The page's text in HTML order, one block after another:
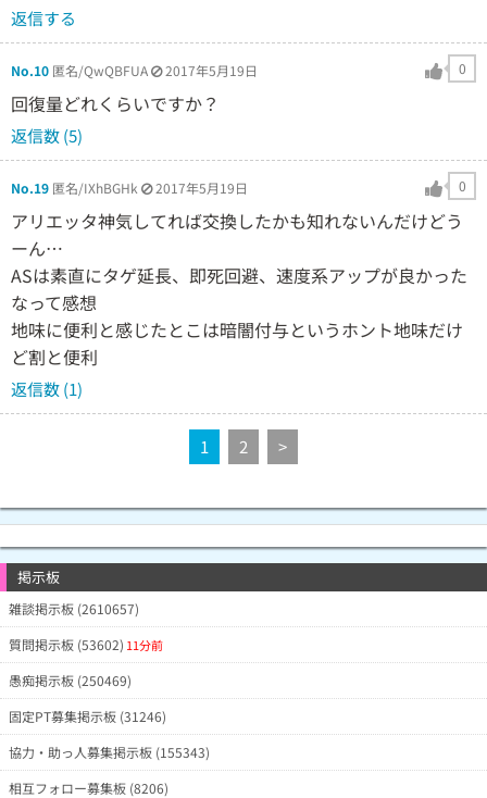
返信する
No.10 匿名/QwQBFUA 2017年5月19日 0
回復量どれくらいですか？
返信数 (5)
No.19 匿名/IXhBGHk 2017年5月19日 0
アリエッタ神気してれば交換したかも知れないんだけどう
ーん…
ASは素直にタゲ延長、即死回避、速度系アップが良かった
なって感想
地味に便利と感じたとこは暗闇付与というホント地味だけ
ど割と便利
返信数 (1)
1 2 >
掲示板
雑談掲示板 (2610657)
質問掲示板 (53602) 11分前
愚痴掲示板 (250469)
固定PT募集掲示板 (31246)
協力・助っ人募集掲示板 (155343)
相互フォロー募集板 (8206)